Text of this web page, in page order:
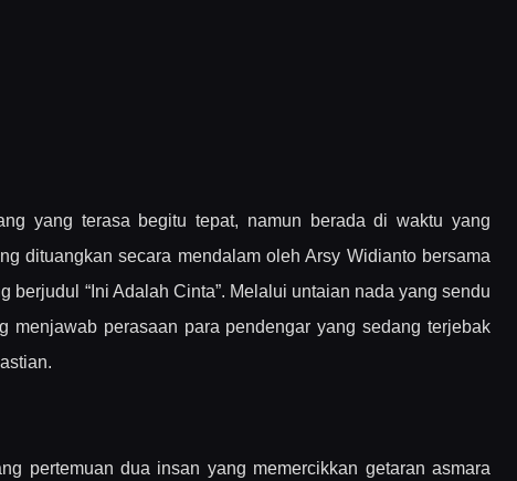
yang terasa begitu tepat, namun berada di waktu yang
dituangkan secara mendalam oleh Arsy Widianto bersama
berjudul “Ini Adalah Cinta”. Melalui untaian nada yang sendu
perasaan para pendengar yang sedang terjebak
pertemuan dua insan yang memercikkan getaran asmara